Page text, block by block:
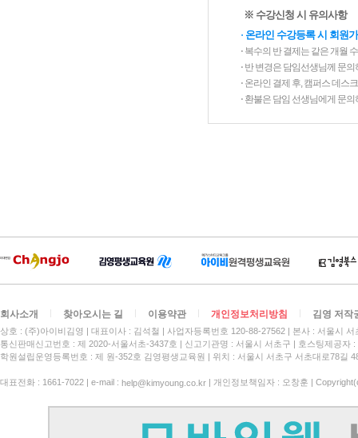
※ 수강신청 시 유의사항
⋅ 온라인 수강등록 시 회원
⋅ 복수의 반 결제는 같은 개월
⋅ 반 변경은 담임선생님께 문
⋅ 온라인 결제 후, 캠퍼스 데스
⋅ 환불은 담임 선생님에게 문
회사소개 찾아오시는 길 이용약관 개인정보처리방침 김영 저작
상호 : (주)아이비김영 대표이사 : 김석철 사업자등록번호 120-88-27562
본사 : 서울시
통신판매신고번호 : 제 2020-서울서초-3437호
신고기관명 : 서울시 서초구
호스팅제공자
학원설립운영등록번호 : 제 원-352호 김영평생교육원 | 위치 : 서울시 서초구 서초대로78길
대표전화 : 1661-7022 | e-mail : help@kimyoung.co.kr | 개인정보책임자 : 오창훈 |